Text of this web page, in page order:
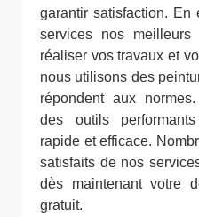
garantir satisfaction. En
services nos meilleurs
réaliser vos travaux et
nous utilisons des
répondent aux
des outils
rapide et efficace.
satisfaits de nos
dès maintenant votre
gratuit.